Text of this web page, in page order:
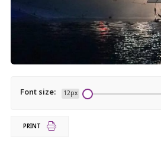
Font size: 12px
PRINT